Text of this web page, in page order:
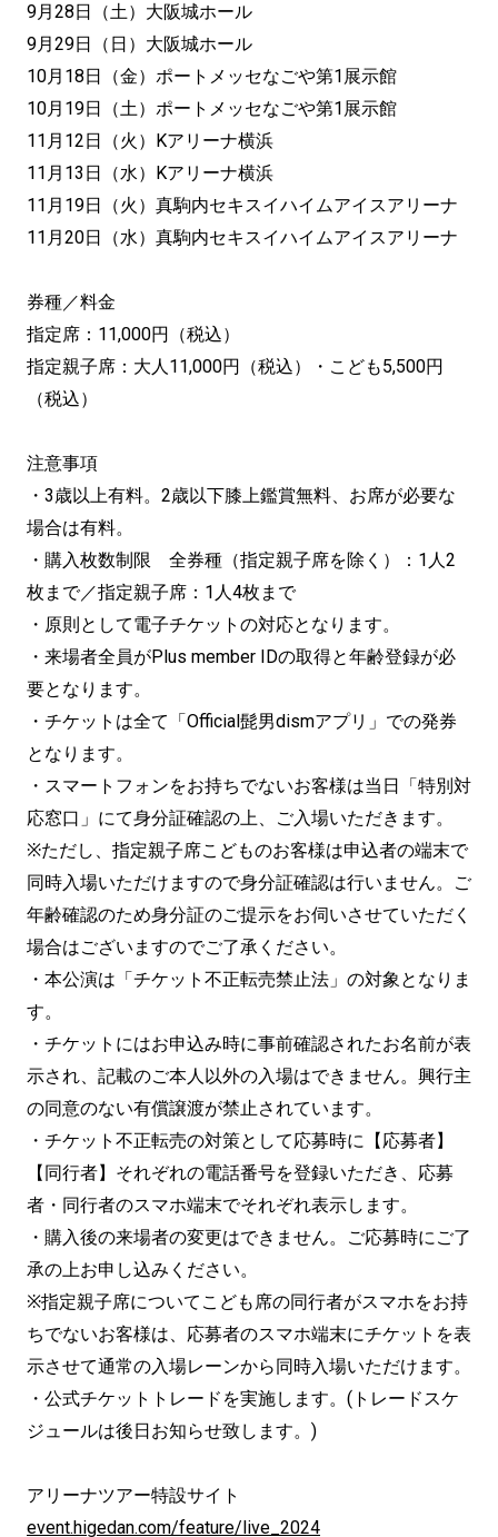
9月28日（土）大阪城ホール
9月29日（日）大阪城ホール
10月18日（金）ポートメッセなごや第1展示館
10月19日（土）ポートメッセなごや第1展示館
11月12日（火）Kアリーナ横浜
11月13日（水）Kアリーナ横浜
11月19日（火）真駒内セキスイハイムアイスアリーナ
11月20日（水）真駒内セキスイハイムアイスアリーナ
券種／料金
指定席：11,000円（税込）
指定親子席：大人11,000円（税込）・こども5,500円
（税込）
注意事項
・3歳以上有料。2歳以下膝上鑑賞無料、お席が必要な
場合は有料。
・購入枚数制限 全券種（指定親子席を除く）：1人2
枚まで／指定親子席：1人4枚まで
・原則として電子チケットの対応となります。
・来場者全員がPlus member IDの取得と年齢登録が必
要となります。
・チケットは全て「Official髭男dismアプリ」での発券
となります。
・スマートフォンをお持ちでないお客様は当日「特別対
応窓口」にて身分証確認の上、ご入場いただきます。
※ただし、指定親子席こどものお客様は申込者の端末で
同時入場いただけますので身分証確認は行いません。ご
年齢確認のため身分証のご提示をお伺いさせていただく
場合はございますのでご了承ください。
・本公演は「チケット不正転売禁止法」の対象となりま
す。
・チケットにはお申込み時に事前確認されたお名前が表
示され、記載のご本人以外の入場はできません。興行主
の同意のない有償譲渡が禁止されています。
・チケット不正転売の対策として応募時に【応募者】
【同行者】それぞれの電話番号を登録いただき、応募
者・同行者のスマホ端末でそれぞれ表示します。
・購入後の来場者の変更はできません。ご応募時にご了
承の上お申し込みください。
※指定親子席についてこども席の同行者がスマホをお持
ちでないお客様は、応募者のスマホ端末にチケットを表
示させて通常の入場レーンから同時入場いただけます。
・公式チケットトレードを実施します。(トレードスケ
ジュールは後日お知らせ致します。)
アリーナツアー特設サイト
event.higedan.com/feature/live_2024